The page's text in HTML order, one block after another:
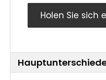
Holen Sie sich